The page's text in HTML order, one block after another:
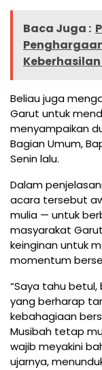
Baca Juga :
Beliau juga
Garut untuk
menyampaikan
Bagian Umum,
Senin lalu.
Dalam
acara tersebut
mulia — untuk
masyarakat
keinginan untuk
momentum
“Saya tahu
yang berharap
kebahagiaan
Musibah tetap
wajib meyakini
ujarnya,